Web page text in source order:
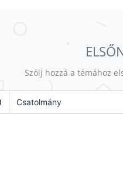
Szólj hozzá a témához
Csatolmány